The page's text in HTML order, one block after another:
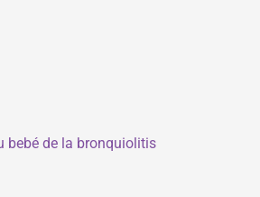
bebé de la bronquiolitis